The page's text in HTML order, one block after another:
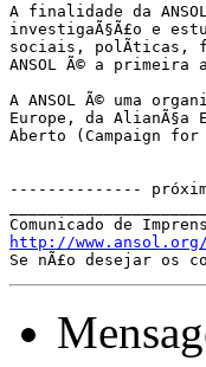
A finalidade da
investigaÃ§Ã£o e
sociais, polÃ­ticas,
ANSOL Ã© a primeira
A ANSOL Ã© uma
Europe, da AlianÃ§a
Aberto (Campaign
--------------
http://www.ansol.org/
Se nÃ£o desejar os